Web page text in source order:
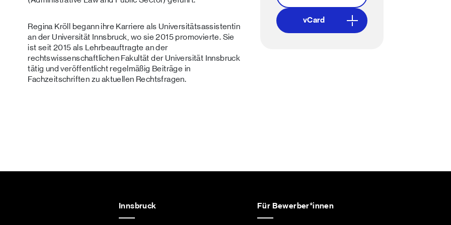
Regina Kröll begann ihre Karriere als Universitätsassistentin
an der Universität Innsbruck, wo sie 2015 promovierte. Sie
ist seit 2015 als Lehrbeauftragte an der
rechtswissenschaftlichen Fakultät der Universität Innsbruck
tätig und veröffentlicht regelmäßig Beiträge in
Fachzeitschriften zu aktuellen Rechtsfragen.
vCard
Innsbruck Für Bewerber*innen